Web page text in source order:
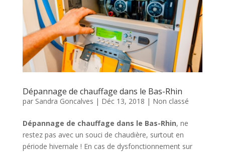
Dépannage de chauffage dans le Bas-Rhin
par Sandra Goncalves | Déc 13, 2018 | Non classé
Dépannage de chauffage dans le Bas-Rhin, ne
restez pas avec un souci de chaudière, surtout en
période hivernale ! En cas de dysfonctionnement sur